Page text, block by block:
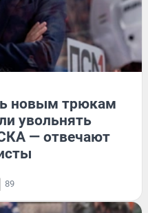
новым трюкам
увольнять
— отвечают
89